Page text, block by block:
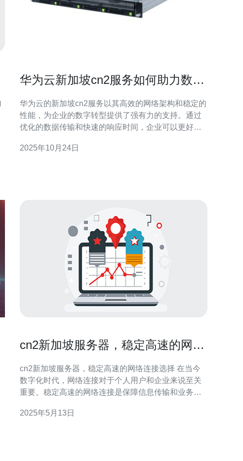
华为云新加坡cn2服务如何助力数字
华为云的新加坡cn2服务以其高效的网络架构和稳定的
性能，为企业的数字转型提供了强有力的支持。通过
优化的数据传输和快速的响应时间，企业可以更好地
专业服务，企业在网络基础设施的建设和管理上将更
2025年10月24日
cn2新加坡服务器，稳定高速的网络
cn2新加坡服务器，稳定高速的网络连接选择 在当今
数字化时代，网络连接对于个人用户和企业来说至关
重要。稳定高速的网络连接是保障信息传输和业务运
择，具有稳定性和高速性，适合各种网络需求。 cn2
2025年5月13日